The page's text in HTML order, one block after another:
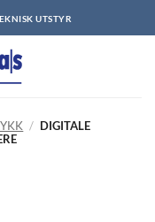
UTSTYR
/ DIGITALE